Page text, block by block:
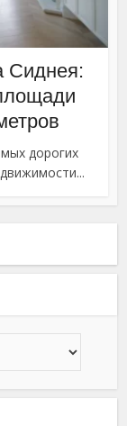
Сиднея:
дорогих